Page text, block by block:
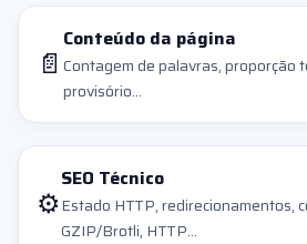
📄
Conteúdo da página
Contagem de palavras,
provisório...
⚙️
SEO Técnico
Estado HTTP, redirecionamentos,
GZIP/Brotli, HTTP...